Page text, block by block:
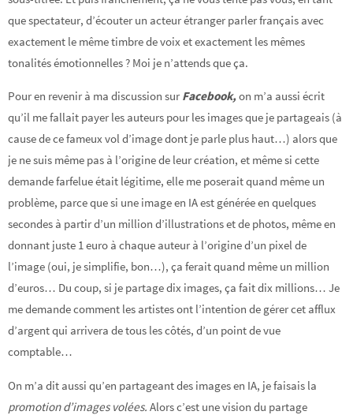
que spectateur, d’écouter un acteur étranger parler français avec
exactement le même timbre de voix et exactement les mêmes
tonalités émotionnelles ? Moi je n’attends que ça.
Pour en revenir à ma discussion sur Facebook, on m’a aussi écrit
qu’il me fallait payer les auteurs pour les images que je partageais (à
cause de ce fameux vol d’image dont je parle plus haut…) alors que
je ne suis même pas à l’origine de leur création, et même si cette
demande farfelue était légitime, elle me poserait quand même un
problème, parce que si une image en IA est générée en quelques
secondes à partir d’un million d’illustrations et de photos, même en
donnant juste 1 euro à chaque auteur à l’origine d’un pixel de
l’image (oui, je simplifie, bon…), ça ferait quand même un million
d’euros… Du coup, si je partage dix images, ça fait dix millions… Je
me demande comment les artistes ont l’intention de gérer cet afflux
d’argent qui arrivera de tous les côtés, d’un point de vue
comptable…
On m’a dit aussi qu’en partageant des images en IA, je faisais la
promotion d’images volées. Alors c’est une vision du partage